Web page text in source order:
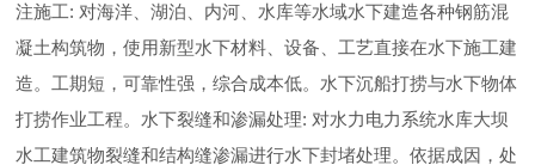
注施工: 对海洋、湖泊、内河、水库等水域水下建造各种钢筋混
凝土构筑物，使用新型水下材料、设备、工艺直接在水下施工建
造。工期短，可靠性强，综合成本低。水下沉船打捞与水下物体
打捞作业工程。水下裂缝和渗漏处理: 对水力电力系统水库大坝
水工建筑物裂缝和结构缝渗漏进行水下封堵处理。依据成因，处